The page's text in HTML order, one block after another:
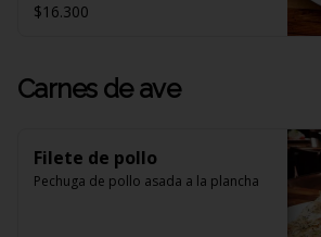
$16.300
Carnes de ave
Filete de pollo
Pechuga de pollo asada a la plancha